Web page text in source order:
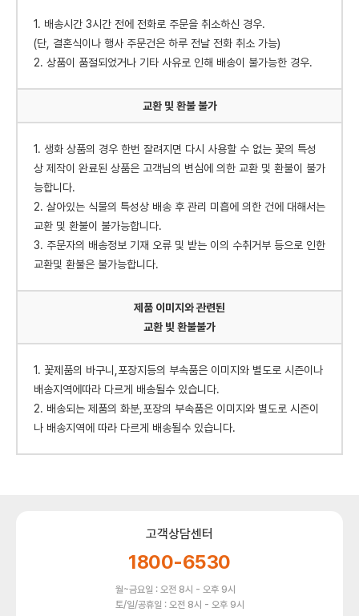
1. 배송시간 3시간 전에 전화로 주문을 취소하신 경우.
(단, 결혼식이나 행사 주문건은 하루 전날 전화 취소 가능)
2. 상품이 품절되었거나 기타 사유로 인해 배송이 불가능한 경우.
교환 및 환불 불가
1. 생화 상품의 경우 한번 잘려지면 다시 사용할 수 없는 꽃의 특성
상 제작이 완료된 상품은 고객님의 변심에 의한 교환 및 환불이 불가
능합니다.
2. 살아있는 식물의 특성상 배송 후 관리 미흡에 의한 건에 대해서는
교환 및 환불이 불가능합니다.
3. 주문자의 배송정보 기재 오류 및 받는 이의 수취거부 등으로 인한
교환및 환불은 불가능합니다.
제품 이미지와 관련된
교환 빛 환불불가
1. 꽃제품의 바구니,포장지등의 부속품은 이미지와 별도로 시즌이나
배송지역에따라 다르게 배송될수 있습니다.
2. 배송되는 제품의 화분,포장의 부속품은 이미지와 별도로 시즌이
나 배송지역에 따라 다르게 배송될수 있습니다.
고객상담센터
1800-6530
월~금요일 : 오전 8시 - 오후 9시
토/일/공휴일 : 오전 8시 - 오후 9시